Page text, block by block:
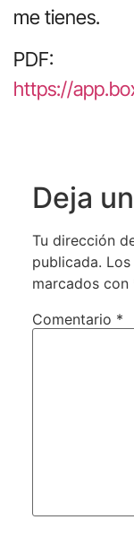
me tienes.
PDF:
https://
Deja
Tu dirección
publicada.
marcados con
Comentario *